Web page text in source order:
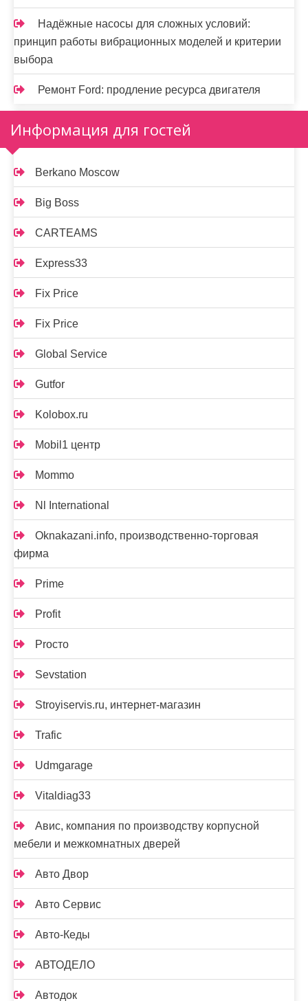
Надёжные насосы для сложных условий:
принцип работы вибрационных моделей и критерии
выбора
Ремонт Ford: продление ресурса двигателя
Информация для гостей
Berkano Moscow
Big Boss
CARTEAMS
Express33
Fix Price
Fix Price
Global Service
Gutfor
Kolobox.ru
Mobil1 центр
Mommo
Nl International
Oknakazani.info, производственно-торговая
фирма
Prime
Profit
Proсто
Sevstation
Stroyiservis.ru, интернет-магазин
Trafic
Udmgarage
Vitaldiag33
Авис, компания по производству корпусной
мебели и межкомнатных дверей
Авто Двор
Авто Сервис
Авто-Кеды
АВТОДЕЛО
Автодок